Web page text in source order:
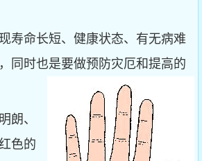
寿命长短、健康状态、有无病难
同时也是要做预防灾厄和提高的
朗、
色的